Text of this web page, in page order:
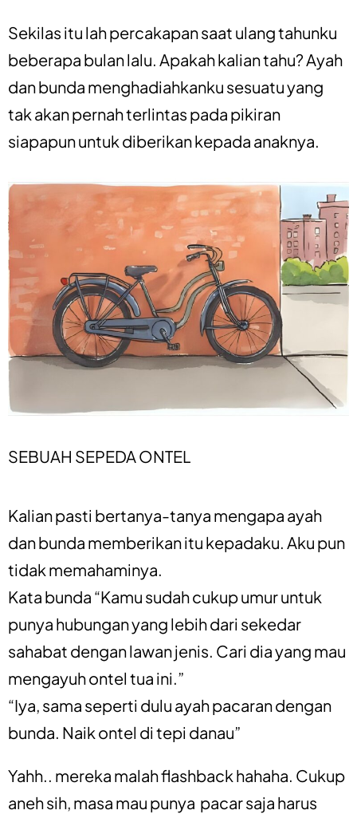
Sekilas itu lah percakapan saat ulang tahunku
beberapa bulan lalu. Apakah kalian tahu? Ayah
dan bunda menghadiahkanku sesuatu yang
tak akan pernah terlintas pada pikiran
siapapun untuk diberikan kepada anaknya.
SEBUAH SEPEDA ONTEL
Kalian pasti bertanya-tanya mengapa ayah
dan bunda memberikan itu kepadaku. Aku pun
tidak memahaminya.
Kata bunda “Kamu sudah cukup umur untuk
punya hubungan yang lebih dari sekedar
sahabat dengan lawan jenis. Cari dia yang mau
mengayuh ontel tua ini.”
“Iya, sama seperti dulu ayah pacaran dengan
bunda. Naik ontel di tepi danau”
Yahh.. mereka malah flashback hahaha. Cukup
aneh sih, masa mau punya pacar saja harus